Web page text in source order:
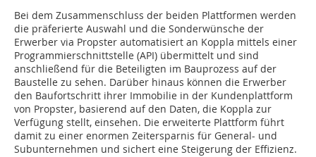
Bei dem Zusammenschluss der beiden Plattformen werden
die präferierte Auswahl und die Sonderwünsche der
Erwerber via Propster automatisiert an Koppla mittels einer
Programmierschnittstelle (API) übermittelt und sind
anschließend für die Beteiligten im Bauprozess auf der
Baustelle zu sehen. Darüber hinaus können die Erwerber
den Baufortschritt ihrer Immobilie in der Kundenplattform
von Propster, basierend auf den Daten, die Koppla zur
Verfügung stellt, einsehen. Die erweiterte Plattform führt
damit zu einer enormen Zeitersparnis für General- und
Subunternehmen und sichert eine Steigerung der Effizienz.